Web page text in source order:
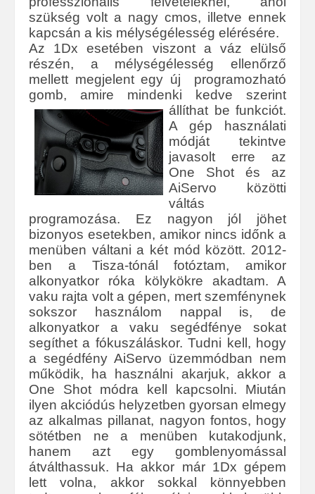
szükség volt a nagy cmos, illetve ennek
kapcsán a kis mélységélesség elérésére.
Az 1Dx esetében viszont a váz elülső
részén, a mélységélesség ellenőrző
mellett megjelent egy új programozható
gomb, amire mindenki kedve szerint
állíthat be funkciót.
A gép használati
módját tekintve
javasolt erre az
One Shot és az
AiServo közötti
váltás
programozása. Ez nagyon jól jöhet
bizonyos esetekben, amikor nincs időnk a
menüben váltani a két mód között. 2012-
ben a Tisza-tónál fotóztam, amikor
alkonyatkor róka kölykökre akadtam. A
vaku rajta volt a gépen, mert szemfénynek
sokszor használom nappal is, de
alkonyatkor a vaku segédfénye sokat
segíthet a fókuszáláskor. Tudni kell, hogy
a segédfény AiServo üzemmódban nem
működik, ha használni akarjuk, akkor a
One Shot módra kell kapcsolni. Miután
ilyen akciódús helyzetben gyorsan elmegy
az alkalmas pillanat, nagyon fontos, hogy
sötétben ne a menüben kutakodjunk,
hanem azt egy gomblenyomással
átválthassuk. Ha akkor már 1Dx gépem
lett volna, akkor sokkal könnyebben